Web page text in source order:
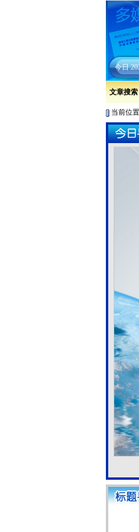
今日
文章搜索
当前位置